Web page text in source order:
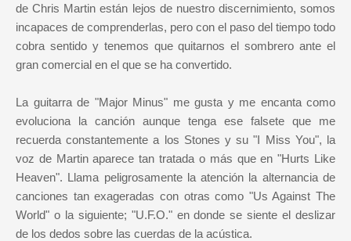
de Chris Martin están lejos de nuestro discernimiento, somos
incapaces de comprenderlas, pero con el paso del tiempo todo
cobra sentido y tenemos que quitarnos el sombrero ante el
gran comercial en el que se ha convertido.
La guitarra de "Major Minus" me gusta y me encanta como
evoluciona la canción aunque tenga ese falsete que me
recuerda constantemente a los Stones y su "I Miss You", la
voz de Martin aparece tan tratada o más que en "Hurts Like
Heaven". Llama peligrosamente la atención la alternancia de
canciones tan exageradas con otras como "Us Against The
World" o la siguiente; "U.F.O." en donde se siente el deslizar
de los dedos sobre las cuerdas de la acústica.